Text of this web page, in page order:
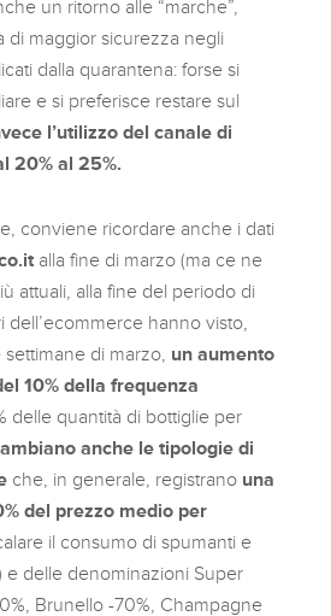
un ritorno alle “marche”,
di maggior sicurezza negli
dalla quarantena: forse si
e si preferisce restare sul
l’utilizzo del canale di
20% al 25%.
conviene ricordare anche i dati
alla fine di marzo (ma ce ne
attuali, alla fine del periodo di
hanno visto,
di marzo, un aumento
10% della frequenza
delle quantità di bottiglie per
anche le tipologie di
che, in generale, registrano una
del prezzo medio per
il consumo di spumanti e
e delle denominazioni Super
Brunello -70%, Champagne